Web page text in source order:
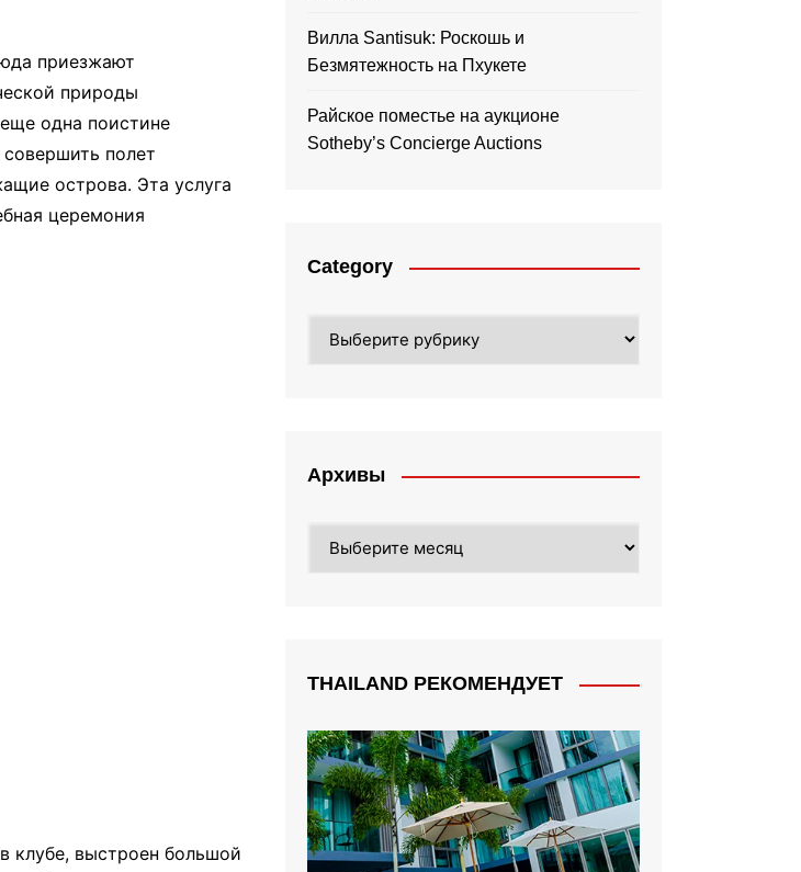
приезжают
природы
одна поистине
полет
острова. Эта услуга
церемония
клубе, выстроен большой
Вилла Santisuk: Роскошь и
Безмятежность на Пхукете
Райское поместье на аукционе
Sotheby’s Concierge Auctions
Category
Архивы
THAILAND РЕКОМЕНДУЕТ